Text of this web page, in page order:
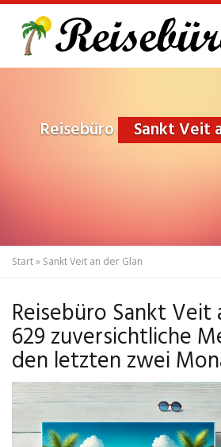
main
Reisebüro Sankt Veit
Start» Sankt Veit an der Glan
Reisebüro Sankt Veit
629 zuversichtliche
den letzten zwei